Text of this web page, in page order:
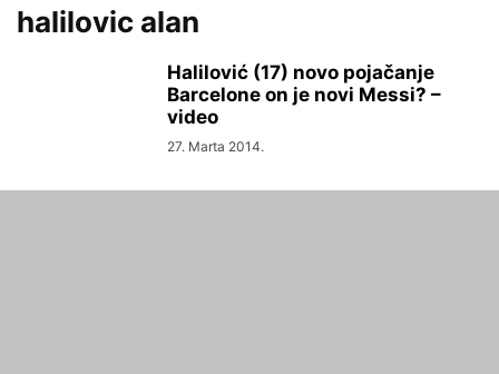
halilovic alan
Halilović (17) novo pojačanje
Barcelone on je novi Messi? –
video
27. Marta 2014.